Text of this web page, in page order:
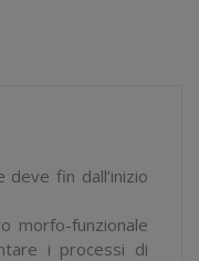
fin dall’inizio
morfo-funzionale
i processi di